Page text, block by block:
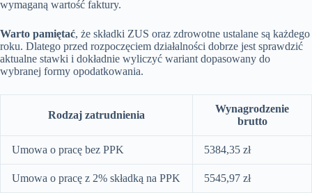
wymaganą wartość faktury.
Warto pamiętać, że składki ZUS oraz zdrowotne ustalane są każdego
roku. Dlatego przed rozpoczęciem działalności dobrze jest sprawdzić
aktualne stawki i dokładnie wyliczyć wariant dopasowany do
wybranej formy opodatkowania.
Rodzaj zatrudnienia
Wynagrodzenie
brutto
Umowa o pracę bez PPK 5384,35 zł
Umowa o pracę z 2% składką na PPK 5545,97 zł